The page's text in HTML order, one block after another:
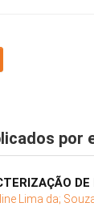
por
Lima da;